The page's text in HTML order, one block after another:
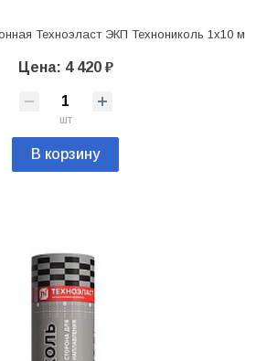
Техноэласт ЭКП Технониколь 1х10 м
Цена: 4 420 ₽
шт
В корзину